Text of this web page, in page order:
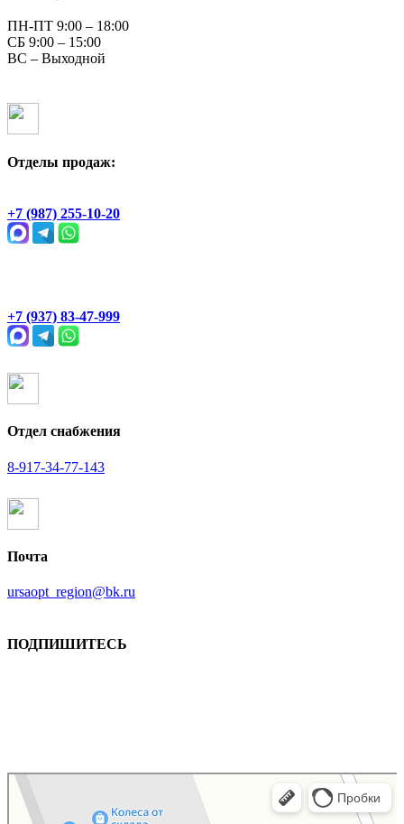
ПН-ПТ 9:00 – 18:00
СБ 9:00 – 15:00
ВС – Выходной
Отделы продаж:
+7 (987) 255-10-20
+7 (937) 83-47-999
Отдел снабжения
8-917-34-77-143
Почта
ursaopt_region@bk.ru
ПОДПИШИТЕСЬ